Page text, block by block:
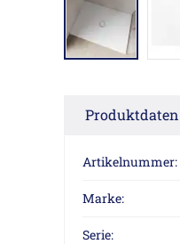
Produktdaten
Artikelnummer:
Marke:
Serie: